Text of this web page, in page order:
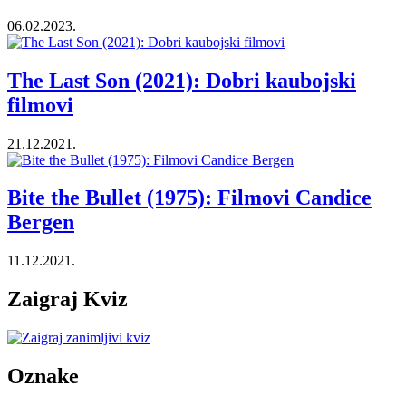
06.02.2023.
The Last Son (2021): Dobri kaubojski
filmovi
21.12.2021.
Bite the Bullet (1975): Filmovi Candice
Bergen
11.12.2021.
Zaigraj Kviz
Oznake